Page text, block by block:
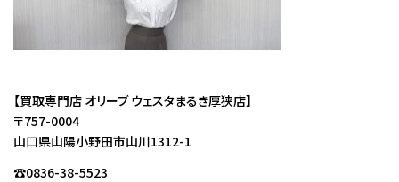
【買取専門店 オリーブ ウェスタまるき厚狭店】
〒757-0004
山口県山陽小野田市山川1312-1
☎0836-38-5523